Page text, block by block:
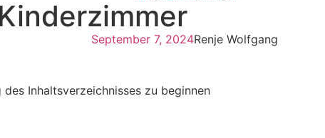
September 7, 2024Renje Wolfgang
Inhaltsverzeichnisses zu beginnen